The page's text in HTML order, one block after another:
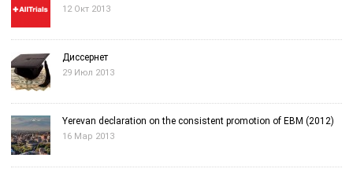
12 Окт 2013
Диссернет
29 Июл 2013
Yerevan declaration on the consistent promotion of EBM (2012)
16 Мар 2013